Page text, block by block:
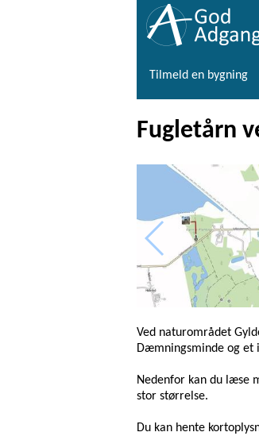
Tilmeld en bygning
Fugletårn
Ved naturområdet
Dæmningsminde og et
Nedenfor kan du læse
stor størrelse.
Du kan hente